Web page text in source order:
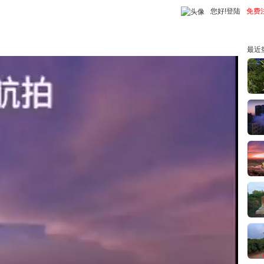
免费
您好!登陆
最近